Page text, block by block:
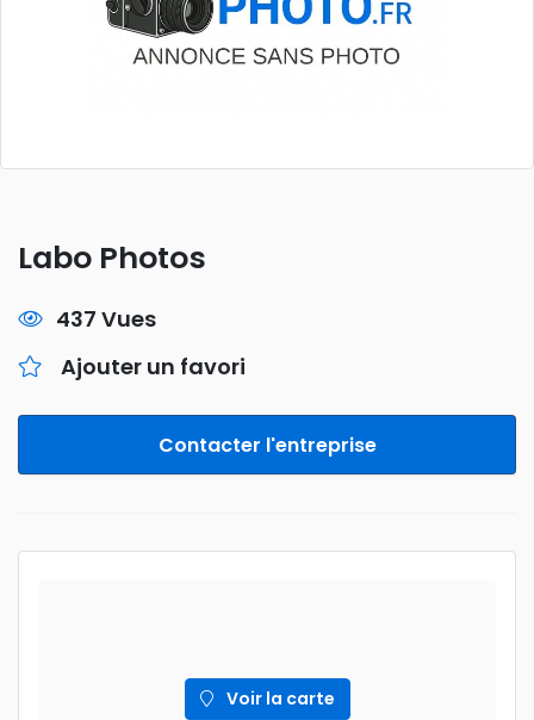
Labo Photos
437 Vues
Ajouter un favori
Contacter l'entreprise
Voir la carte